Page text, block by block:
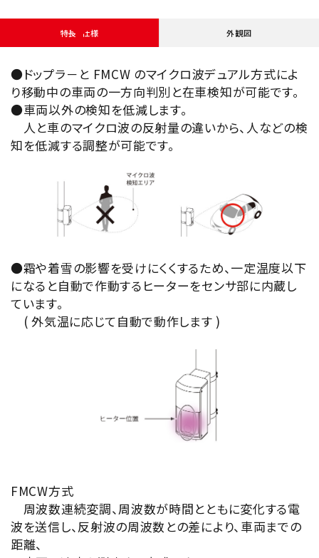
特長・仕様 外観図
●ドップラ－と FMCW のマイクロ波デュアル方式によ
り移動中の車両の一方向判別と在車検知が可能です。
●車両以外の検知を低減します。
人と車のマイクロ波の反射量の違いから、人などの検
知を低減する調整が可能です。
●霜や着雪の影響を受けにくくするため、一定温度以下
になると自動で作動するヒーターをセンサ部に内蔵し
ています。
( 外気温に応じて自動で動作します )
FMCW方式
周波数連続変調、周波数が時間とともに変化する電
波を送信し、反射波の周波数との差により、車両までの
距離、